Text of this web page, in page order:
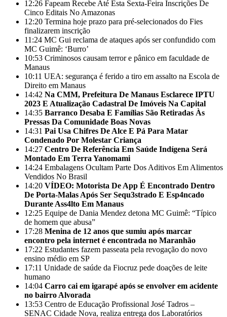
12:26 Fapeam Recebe Até Esta Sexta-Feira Inscrições De
Cinco Editais No Amazonas
12:20 Termina hoje prazo para pré-selecionados do Fies
finalizarem inscrição
11:24 MC Gui reclama de ataques após ser confundido com
MC Guimê: ‘Burro’
10:53 Criminosos causam terror e pânico em faculdade de
Manaus
10:11 UEA: segurança é ferido a tiro em assalto na Escola de
Direito em Manaus
14:42 Na CMM, Prefeitura De Manaus Esclarece IPTU
2023 E Atualização Cadastral De Imóveis Na Capital
14:35 Barranco Desaba E Famílias São Retiradas Às
Pressas Da Comunidade Boas Novas
14:31 Pai Usa Chifres De Alce E Pá Para Matar
Condenado Por Molestar Criança
14:27 Centro De Referência Em Saúde Indígena Será
Montado Em Terra Yanomami
14:24 Embalagens Ocultam Parte Dos Aditivos Em Alimentos
Vendidos No Brasil
14:20 VÍDEO: Motorista De App É Encontrado Dentro
De Porta-Malas Após Ser Sequ3strado E Esp4ncado
Durante Ass4lto Em Manaus
12:25 Equipe de Dania Mendez detona MC Guimê: “Típico
de homem que abusa”
17:28 Menina de 12 anos que sumiu após marcar
encontro pela internet é encontrada no Maranhão
17:22 Estudantes fazem passeata pela revogação do novo
ensino médio em SP
17:11 Unidade de saúde da Fiocruz pede doações de leite
humano
14:04 Carro cai em igarapé após se envolver em acidente
no bairro Alvorada
13:53 Centro de Educação Profissional José Tadros –
SENAC Cidade Nova, realiza entrega dos Laboratórios